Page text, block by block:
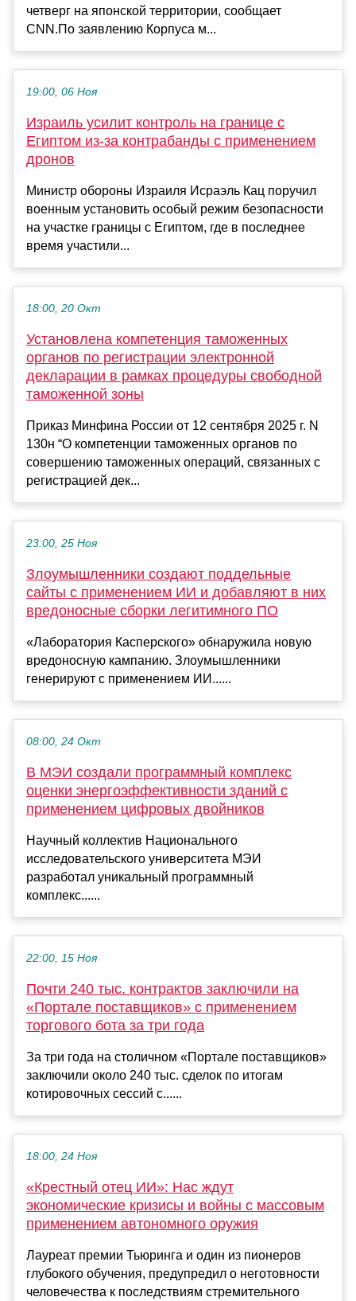
четверг на японской территории, сообщает
CNN.По заявлению Корпуса м...
19:00, 06 Ноя
Израиль усилит контроль на границе с
Египтом из-за контрабанды с применением
дронов
Министр обороны Израиля Исраэль Кац поручил
военным установить особый режим безопасности
на участке границы с Египтом, где в последнее
время участили...
18:00, 20 Окт
Установлена компетенция таможенных
органов по регистрации электронной
декларации в рамках процедуры свободной
таможенной зоны
Приказ Минфина России от 12 сентября 2025 г. N
130н “О компетенции таможенных органов по
совершению таможенных операций, связанных с
регистрацией дек...
23:00, 25 Ноя
Злоумышленники создают поддельные
сайты с применением ИИ и добавляют в них
вредоносные сборки легитимного ПО
«Лаборатория Касперского» обнаружила новую
вредоносную кампанию. Злоумышленники
генерируют с применением ИИ......
08:00, 24 Окт
В МЭИ создали программный комплекс
оценки энергоэффективности зданий с
применением цифровых двойников
Научный коллектив Национального
исследовательского университета МЭИ
разработал уникальный программный
комплекс......
22:00, 15 Ноя
Почти 240 тыс. контрактов заключили на
«Портале поставщиков» с применением
торгового бота за три года
За три года на столичном «Портале поставщиков»
заключили около 240 тыс. сделок по итогам
котировочных сессий с......
18:00, 24 Ноя
«Крестный отец ИИ»: Нас ждут
экономические кризисы и войны с массовым
применением автономного оружия
Лауреат премии Тьюринга и один из пионеров
глубокого обучения, предупредил о неготовности
человечества к последствиям стремительного